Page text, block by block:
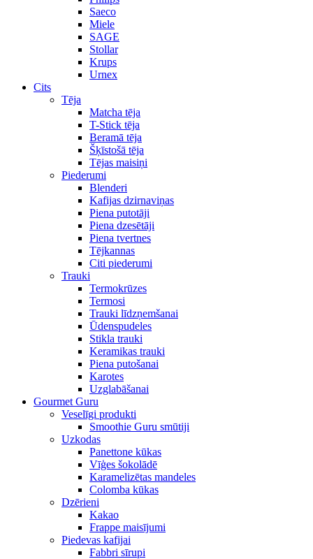
Saeco
Miele
SAGE
Stollar
Krups
Urnex
Cits
Tēja
Matcha tēja
T-Stick tēja
Beramā tēja
Šķīstošā tēja
Tējas maisiņi
Piederumi
Blenderi
Kafijas dzirnaviņas
Piena putotāji
Piena dzesētāji
Piena tvertnes
Tējkannas
Citi piederumi
Trauki
Termokrūzes
Termosi
Trauki līdzņemšanai
Ūdenspudeles
Stikla trauki
Keramikas trauki
Piena putošanai
Karotes
Uzglabāšanai
Gourmet Guru
Veselīgi produkti
Smoothie Guru smūtiji
Uzkodas
Panettone kūkas
Vīģes šokolādē
Karamelizētas mandeles
Colomba kūkas
Dzērieni
Kakao
Frappe maisījumi
Piedevas kafijai
Fabbri sīrupi